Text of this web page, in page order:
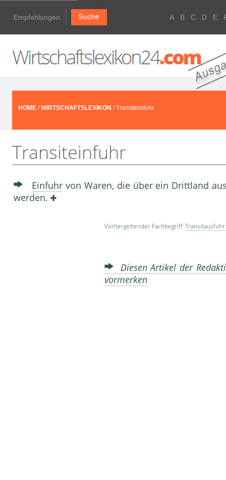
Empfehlungen A B C D E
HOME /WIRTSCHAFTSLEXIKON / Transiteinfuhr
Transiteinfuhr
Einfuhrvon Waren, die über ein Drittland
werden.
Vorhergehender Fachbegriff: Transitausfuhr
Diesen Artikel der
vormerken